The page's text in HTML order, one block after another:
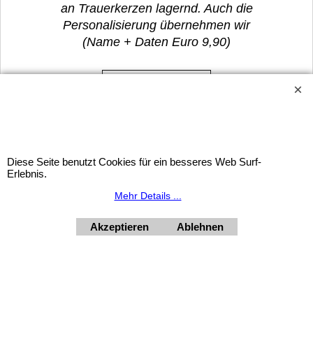
an Trauerkerzen lagernd. Auch die
Personalisierung übernehmen wir
(Name + Daten Euro 9,90)
Widerrufsbutton
Dienstag - Freitag 10 - 18 Uhr, Samstag 9 - 12 Uhr. Montag
geschlossen.
Diese Seite benutzt Cookies für ein besseres Web Surf-
Erlebnis.
Mehr Details ...
Akzeptieren Ablehnen